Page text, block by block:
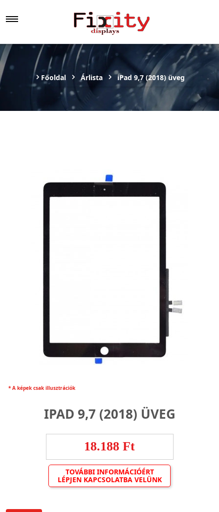
Főoldal Árlista iPad 9,7 (2018) üveg
* A képek csak illusztrációk
IPAD 9,7 (2018) ÜVEG
18.188 Ft
TOVÁBBI INFORMÁCIÓÉRT
LÉPJEN KAPCSOLATBA VELÜNK